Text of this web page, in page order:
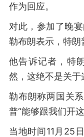
作为回应。
对此，参加了晚
勒布朗表示，特朗
他告诉记者，特
然，这绝不是关于
勒布朗称两国关
普“能够跟我们开
当地时间11月25